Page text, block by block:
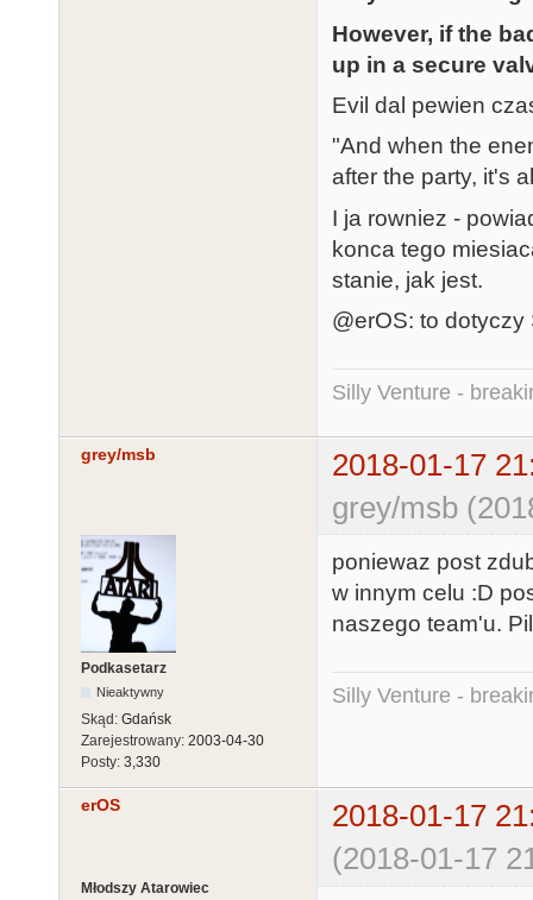
However, if the
up in a secure
Evil dal pewien
"And when the
after the party, it's
I ja rowniez -
konca tego
stanie, jak jest.
@erOS: to
Silly Venture -
grey/msb
2018-01-17
grey/msb
Podkasetarz
Nieaktywny
Skąd: Gdańsk
Zarejestrowany: 2003-04-30
Posty: 3,330
poniewaz post
w innym celu :D
naszego team'u.
Silly Venture -
erOS
2018-01-17
(2018-01-17
Młodszy Atarowiec